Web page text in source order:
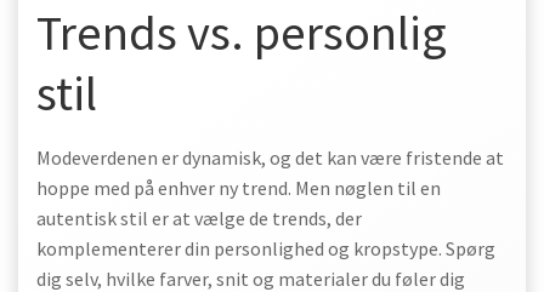
Trends vs. personlig
stil
Modeverdenen er dynamisk, og det kan være fristende at
hoppe med på enhver ny trend. Men nøglen til en
autentisk stil er at vælge de trends, der
komplementerer din personlighed og kropstype. Spørg
dig selv, hvilke farver, snit og materialer du føler dig